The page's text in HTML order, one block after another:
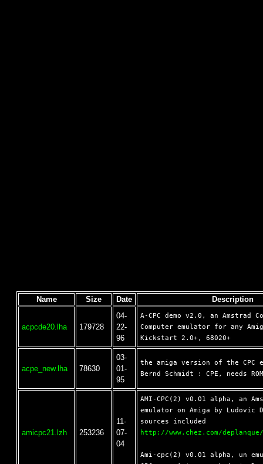
Name Size Date Description
acpcde20.lha 179728
04-
22-
96
A-CPC demo v2.0, an Amstrad
Computer emulator for any
acpe_new.lha 78630
03-
01-
95
the amiga version of the CPC
amicpc21.lzh 253236
11-
07-
04
AMI-CPC(2) v0.01 alpha, an
emulator on Amiga by Ludovic
http://www.chez.com/
Ami-cpc(2) v0.01 alpha, un